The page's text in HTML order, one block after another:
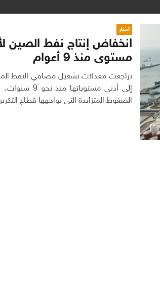
اخبار
انخفاض إنتاج نفط الصين
مستوى منذ 9 أعوام
تراجعت معدلات تشغيل مصافي النفط
إلى أدنى
الضغوط المتزايدة التي يواجهها قطاع